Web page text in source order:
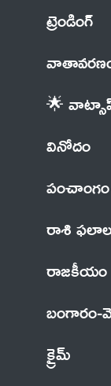
ట్రెండింగ్
🌟
వినోదం
పంచాంగం
రాశి
రాజకీయం
బంగారం-
క్రైమ్